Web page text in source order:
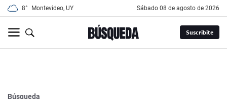
8° Montevideo, UY sábado 08 de agosto de 2026
Suscribite
Búsqueda